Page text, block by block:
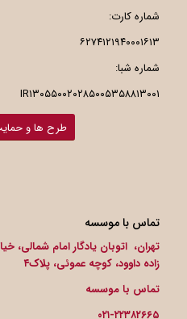
شماره کارت:
۶۲۷۴۱۲۱۹۴۰۰۰۱۶۱۳
شماره شبا:
IR۱۳۰۵۵۰۰۲۰۲۸۵۰۰۵۳۵۸۸۱۳۰۰۱
طرح ها و
تماس با موسسه
تهران، اتوبان یادگار امام شمالی،
زاده داوود، کوچه عموئی، پلاک۴
تماس با موسسه